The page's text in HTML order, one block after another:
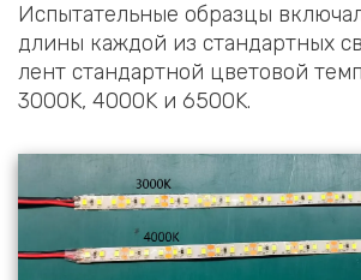
Испытательные образцы
длины каждой из стандартных
лент стандартной цветовой
3000K, 4000K и 6500K.